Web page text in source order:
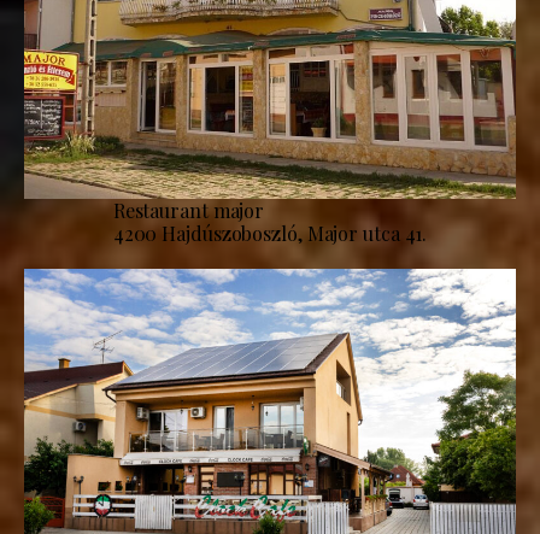
Restaurant major
4200 Hajdúszoboszló, Major utca 41.